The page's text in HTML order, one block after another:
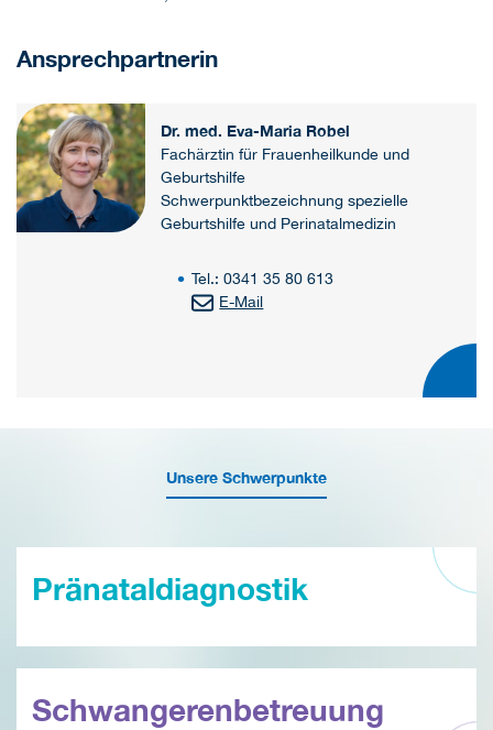
Ansprechpartnerin
Dr. med. Eva-Maria Robel
Fachärztin für Frauenheilkunde und
Geburtshilfe
Schwerpunktbezeichnung spezielle
Geburtshilfe und Perinatalmedizin
Tel.: 0341 35 80 613
E-Mail
Unsere Schwerpunkte
Pränataldiagnostik
Schwangerenbetreuung